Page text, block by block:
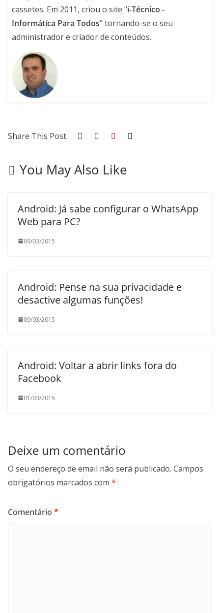
cassetes. Em 2011, criou o site "i-Técnico -
Informática Para Todos" tornando-se o seu
administrador e criador de conteúdos.
Share This Post:
You May Also Like
Android: Já sabe configurar o WhatsApp
Web para PC?
09/03/2015
Android: Pense na sua privacidade e
desactive algumas funções!
09/03/2015
Android: Voltar a abrir links fora do
Facebook
01/03/2015
Deixe um comentário
O seu endereço de email não será publicado. Campos
obrigatórios marcados com *
Comentário *